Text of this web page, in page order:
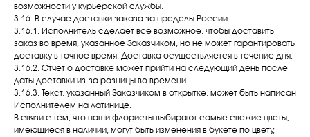
возможности у курьерской службы.
3.16. В случае доставки заказа за пределы России:
3.16.1. Исполнитель сделает все возможное, чтобы доставить
заказ во время, указанное Заказчиком, но не может гарантировать
доставку в точное время. Доставка осуществляется в течение дня.
3.16.2. Отчет о доставке может прийти на следующий день после
даты доставки из-за разницы во времени.
3.16.3. Текст, указанный Заказчиком в открытке, может быть написан
Исполнителем на латинице.
В связи с тем, что наши флористы выбирают самые свежие цветы,
имеющиеся в наличии, могут быть изменения в букете по цвету,